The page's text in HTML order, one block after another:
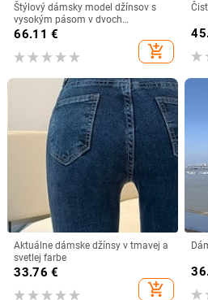
Štýlový dámsky model džínsov s
vysokým pásom v dvoch
prevedeniach
66.11 €
add_shopping_cart
Aktuálne dámske džínsy v tmavej a
svetlej farbe
33.76 €
add_shopping_cart